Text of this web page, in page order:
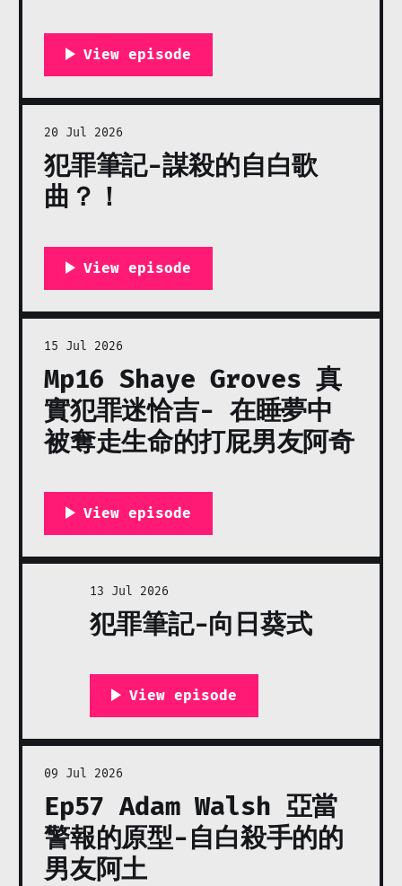
犯罪筆記-謀殺的自白歌
曲？！
20 Jul 2026
Mp16 Shaye Groves 真
實犯罪迷恰吉- 在睡夢中
被奪走生命的打屁男友阿奇
15 Jul 2026
犯罪筆記-向日葵式
13 Jul 2026
Ep57 Adam Walsh 亞當
警報的原型-自白殺手的的
男友阿土
09 Jul 2026